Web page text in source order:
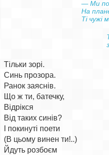
— Ми
На
Тільки зорі.
Синь прозора.
Ранок заяснів.
Що ж ти, батечку,
Відрікся
Від таких синів?
І покинуті поети
(В цьому винен ти!..)
Йдуть розбоєм